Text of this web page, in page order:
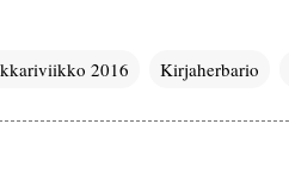
2016 Kirjaherbario